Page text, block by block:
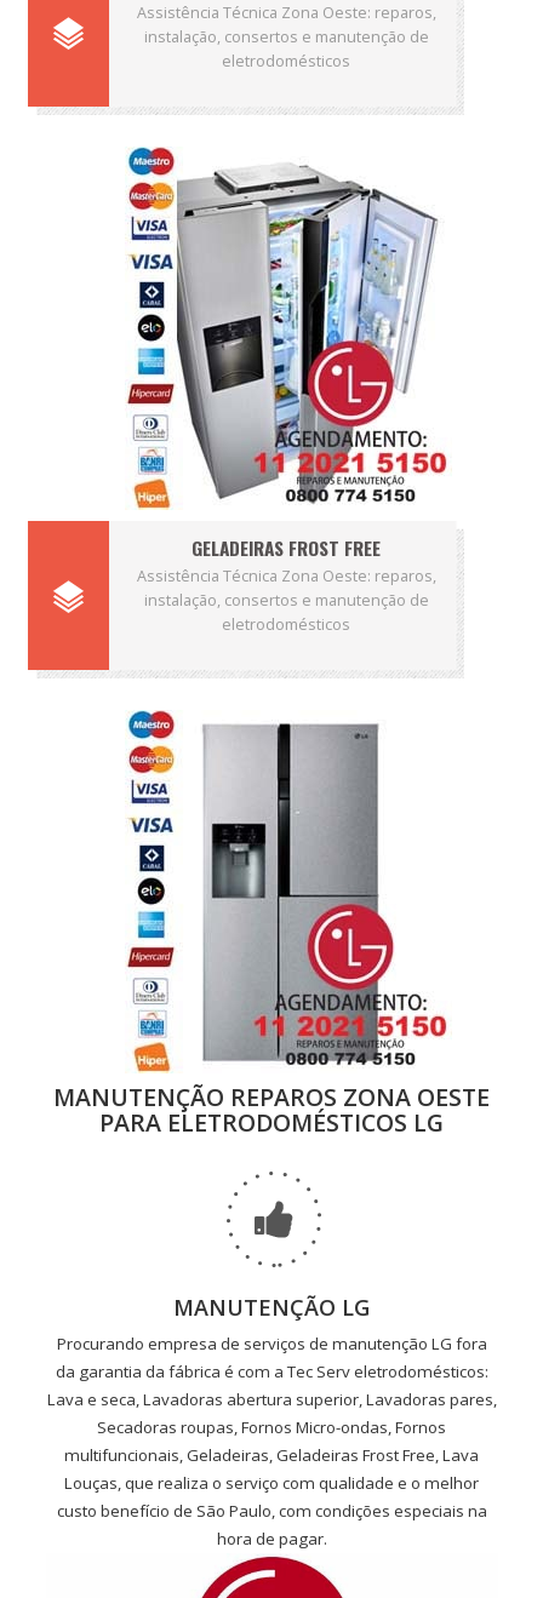
Assistência Técnica Zona Oeste: reparos,
instalação, consertos e manutenção de
eletrodomésticos
GELADEIRAS FROST FREE
Assistência Técnica Zona Oeste: reparos,
instalação, consertos e manutenção de
eletrodomésticos
MANUTENÇÃO REPAROS ZONA OESTE
PARA ELETRODOMÉSTICOS LG
MANUTENÇÃO LG
Procurando empresa de serviços de manutenção LG fora
da garantia da fábrica é com a Tec Serv eletrodomésticos:
Lava e seca, Lavadoras abertura superior, Lavadoras pares,
Secadoras roupas, Fornos Micro-ondas, Fornos
multifuncionais, Geladeiras, Geladeiras Frost Free, Lava
Louças, que realiza o serviço com qualidade e o melhor
custo benefício de São Paulo, com condições especiais na
hora de pagar.